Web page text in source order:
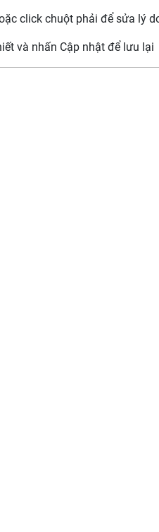
click chuột phải để sửa lý
và nhấn Cập nhật để lưu lại